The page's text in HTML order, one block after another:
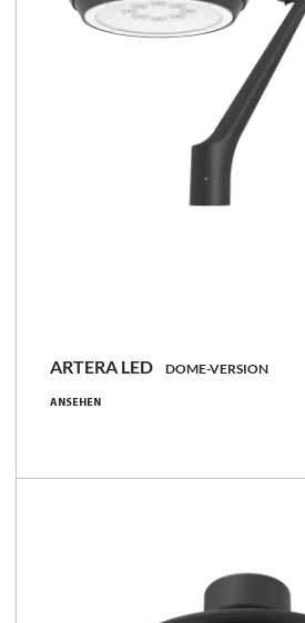
ARTERA LED DOME-VERSION
ANSEHEN
21 - 107 [W]
90 - 168 [lm/W]
Familie vergleichen